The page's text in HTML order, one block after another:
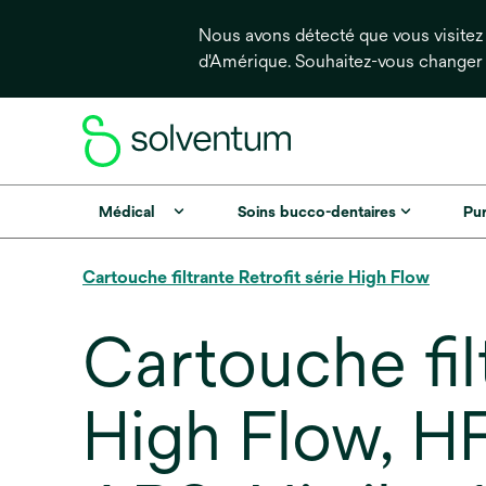
Nous avons détecté que vous
d'Amérique. Souhaitez-vous
Médical Soins bucco-dentaires
Cartouche filtrante Retrofit série High Flow
Cartouche
High Flow,